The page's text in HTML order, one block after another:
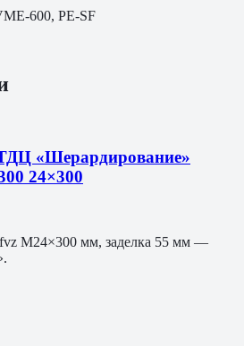
600, PE-SF
«Шерардирование»
24×300
M24×300 мм, заделка 55 мм —